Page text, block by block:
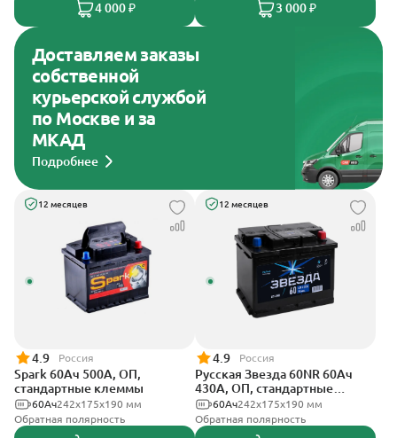
4 000 ₽ 3 000 ₽
Доставляем заказы
собственной
курьерской службой
по Москве и за
МКАД
Подробнее
12 месяцев
4.9 Россия
Spark 60Ач 500А, ОП,
стандартные клеммы
242х175х190 мм
60Ач
Обратная полярность
12 месяцев
4.9 Россия
Русская Звезда 60NR 60Ач
430А, ОП, стандартные
клеммы242x175x190 мм
60Ач
Обратная полярность